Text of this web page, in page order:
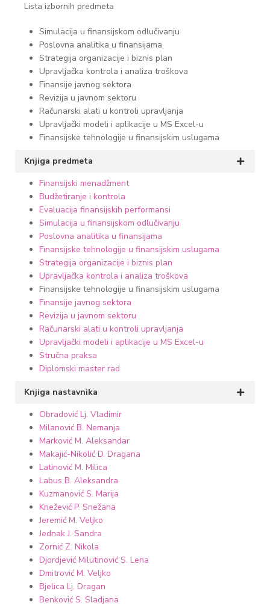
Lista izbornih predmeta
Simulacija u finansijskom odlučivanju
Poslovna analitika u finansijama
Strategija organizacije i biznis plan
Upravljačka kontrola i analiza troškova
Finansije javnog sektora
Revizija u javnom sektoru
Računarski alati u kontroli upravljanja
Upravljački modeli i aplikacije u MS Excel-u
Finansijske tehnologije u finansijskim uslugama
Knjiga predmeta
Finansijski menadžment
Budžetiranje i kontrola
Evaluacija finansijskih performansi
Simulacija u finansijskom odlučivanju
Poslovna analitika u finansijama
Finansijske tehnologije u finansijskim uslugama
Strategija organizacije i biznis plan
Upravljačka kontrola i analiza troškova
Finansijske tehnologije u finansijskim uslugama
Finansije javnog sektora
Revizija u javnom sektoru
Računarski alati u kontroli upravljanja
Upravljački modeli i aplikacije u MS Excel-u
Stručna praksa
Diplomski master rad
Knjiga nastavnika
Obradović Lj. Vladimir
Milanović B. Nemanja
Marković M. Aleksandar
Makajić-Nikolić D. Dragana
Latinović M. Milica
Labus B. Aleksandra
Kuzmanović S. Marija
Knežević P. Snežana
Jeremić M. Veljko
Jednak J. Sandra
Zornić Z. Nikola
Djordjević Milutinović S. Lena
Dmitrović M. Veljko
Bjelica Lj. Dragan
Benković S. Sladjana